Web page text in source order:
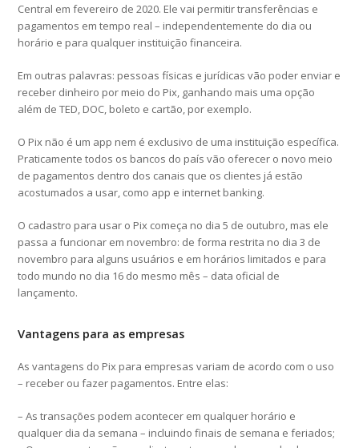
Central em fevereiro de 2020. Ele vai permitir transferências e
pagamentos em tempo real – independentemente do dia ou
horário e para qualquer instituição financeira.
Em outras palavras: pessoas físicas e jurídicas vão poder enviar e
receber dinheiro por meio do Pix, ganhando mais uma opção
além de TED, DOC, boleto e cartão, por exemplo.
O Pix não é um app nem é exclusivo de uma instituição específica.
Praticamente todos os bancos do país vão oferecer o novo meio
de pagamentos dentro dos canais que os clientes já estão
acostumados a usar, como app e internet banking.
O cadastro para usar o Pix começa no dia 5 de outubro, mas ele
passa a funcionar em novembro: de forma restrita no dia 3 de
novembro para alguns usuários e em horários limitados e para
todo mundo no dia 16 do mesmo mês – data oficial de
lançamento.
Vantagens para as empresas
As vantagens do Pix para empresas variam de acordo com o uso
– receber ou fazer pagamentos. Entre elas:
– As transações podem acontecer em qualquer horário e
qualquer dia da semana – incluindo finais de semana e feriados;